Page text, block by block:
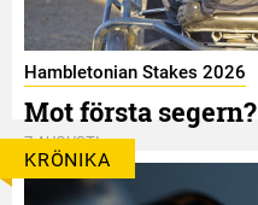
Hambletonian Stakes 2026
Mot första segern?
7 AUGUSTI
KRÖNIKA